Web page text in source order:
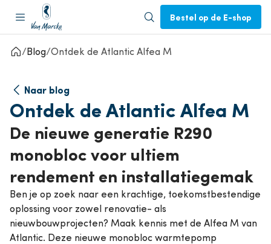
Bestel op de E-shop
Blog Ontdek de Atlantic Alfea M
Naar blog
Ontdek de Atlantic Alfea M
De nieuwe generatie R290
monobloc voor ultiem
rendement en installatiegemak
Ben je op zoek naar een krachtige, toekomstbestendige
oplossing voor zowel renovatie- als
nieuwbouwprojecten? Maak kennis met de Alfea M van
Atlantic. Deze nieuwe monobloc warmtepomp